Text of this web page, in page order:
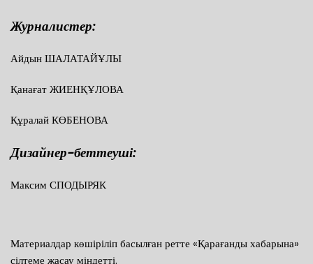
Журналистер:
Айдын ШАЛАТАЙҰЛЫ
Қанағат ЖИЕНҚҰЛОВА
Құралай КӨБЕНОВА
Дизайнер-беттеуші:
Максим СПОДЫРЯК
Материалдар көшіріліп басылған ретте «Қарағанды хабарына»
сілтеме жасау міндетті.